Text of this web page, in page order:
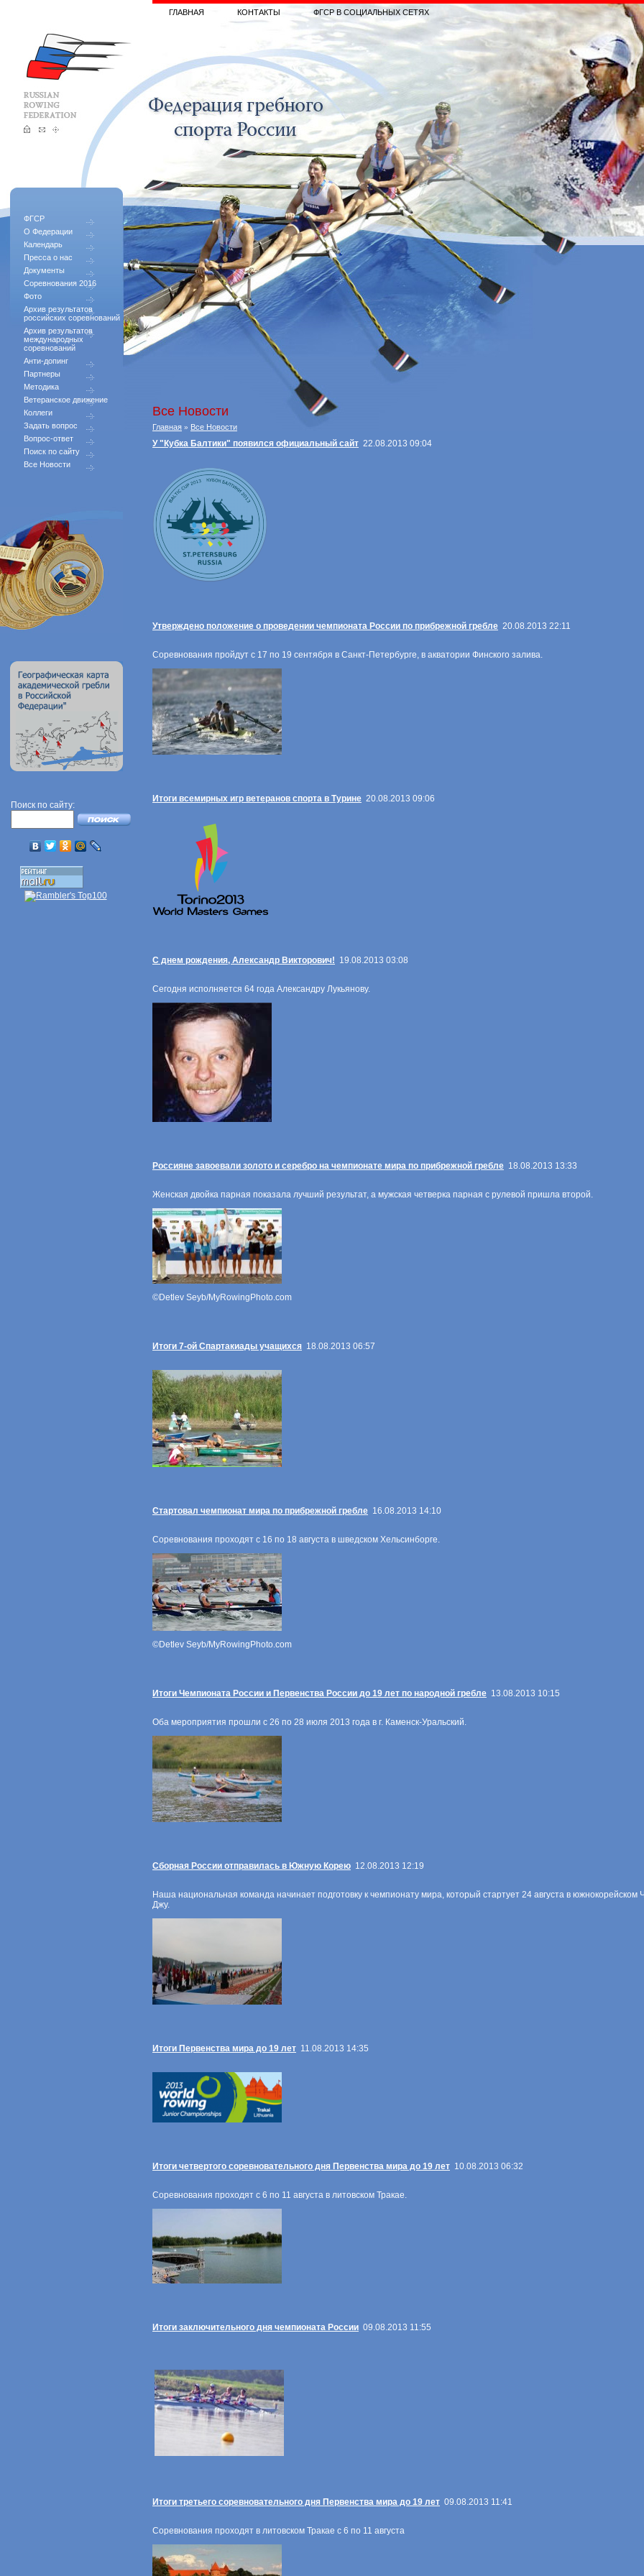
ФГСР
О Федерации
Календарь
Пресса о нас
Документы
Соревнования 2016
Фото
Архив результатов
российских соревнований
Архив результатов
международных
соревнований
Анти-допинг
Партнеры
Методика
Ветеранское движение
Коллеги
Задать вопрос
Вопрос-ответ
Поиск по сайту
Все Новости
Поиск по сайту:
ГЛАВНАЯ КОНТАКТЫ ФГСР В СОЦИАЛЬНЫХ СЕТЯХ
Все Новости
Главная » Все Новости
У "Кубка Балтики" появился официальный сайт 22.08.2013 09:04
Утверждено положение о проведении чемпионата России по прибрежной гребле 20.08.2013 22:11
Соревнования пройдут с 17 по 19 сентября в Санкт-Петербурге, в акватории Финского залива.
Итоги всемирных игр ветеранов спорта в Турине 20.08.2013 09:06
С днем рождения, Александр Викторович! 19.08.2013 03:08
Сегодня исполняется 64 года Александру Лукьянову.
Россияне завоевали золото и серебро на чемпионате мира по прибрежной гребле 18.08.2013 13:33
Женская двойка парная показала лучший результат, а мужская четверка парная с рулевой пришла второй.
©Detlev Seyb/MyRowingPhoto.com
Итоги 7-ой Спартакиады учащихся 18.08.2013 06:57
Стартовал чемпионат мира по прибрежной гребле 16.08.2013 14:10
Соревнования проходят с 16 по 18 августа в шведском Хельсинборге.
©Detlev Seyb/MyRowingPhoto.com
Итоги Чемпионата России и Первенства России до 19 лет по народной гребле 13.08.2013 10:15
Оба мероприятия прошли с 26 по 28 июля 2013 года в г. Каменск-Уральский.
Сборная России отправилась в Южную Корею 12.08.2013 12:19
Наша национальная команда начинает подготовку к чемпионату мира, который стартует 24 августа в южнокорейском
Джу.
Итоги Первенства мира до 19 лет 11.08.2013 14:35
Итоги четвертого соревновательного дня Первенства мира до 19 лет 10.08.2013 06:32
Соревнования проходят с 6 по 11 августа в литовском Тракае.
Итоги заключительного дня чемпионата России 09.08.2013 11:55
Итоги третьего соревновательного дня Первенства мира до 19 лет 09.08.2013 11:41
Соревнования проходят в литовском Тракае с 6 по 11 августа